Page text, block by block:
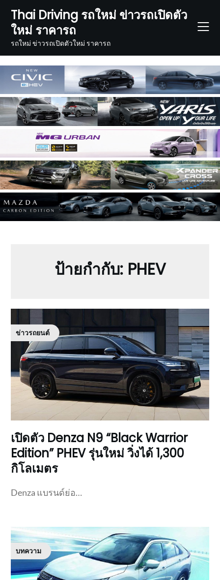
content
Thai Driving รถใหม่ ข่าวรถเปิดตัว
ใหม่ ราคารถ
รถใหม่ ข่าวรถเปิดตัวใหม่ ราคารถ
ป้ายกำกับ: PHEV
ข่าวรถยนต์
เปิดตัว Denza N9 “Black Warrior
Edition” PHEV รุ่นใหม่ วิ่งได้ 1,300
กิโลเมตร
Denza แบรนด์ย่อ…
บทความ